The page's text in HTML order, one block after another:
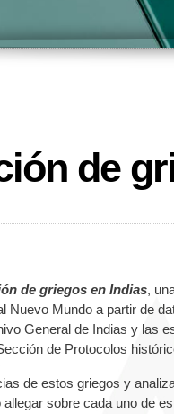
de
de griegos en Indias,
Nuevo Mundo a partir de
General de Indias y las
de Protocolos
de estos griegos y
sobre cada uno de